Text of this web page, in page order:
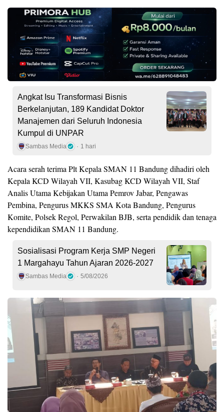
Angkat Isu Transformasi Bisnis
Berkelanjutan, 189 Kandidat Doktor
Manajemen dari Seluruh Indonesia
Kumpul di UNPAR
Sambas Media 1 hari
Acara serah terima Plt Kepala SMAN 11 Bandung dihadiri oleh
Kepala KCD Wilayah VII, Kasubag KCD Wilayah VII, Staf
Analis Utama Kebijakan Utama Pemrov Jabar, Pengawas
Pembina, Pengurus MKKS SMA Kota Bandung, Pengurus
Komite, Polsek Regol, Perwakilan BJB, serta pendidik dan tenaga
kependidikan SMAN 11 Bandung.
Sosialisasi Program Kerja SMP Negeri
1 Margahayu Tahun Ajaran 2026-2027
Sambas Media 5/08/2026